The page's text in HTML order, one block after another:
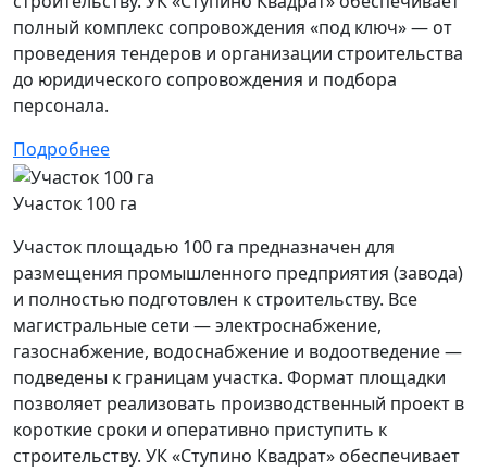
полный комплекс сопровождения «под ключ» — от
проведения тендеров и организации строительства
до юридического сопровождения и подбора
персонала.
Подробнее
Участок 100 га
Участок площадью 100 га предназначен для
размещения промышленного предприятия (завода)
и полностью подготовлен к строительству. Все
магистральные сети — электроснабжение,
газоснабжение, водоснабжение и водоотведение —
подведены к границам участка. Формат площадки
позволяет реализовать производственный проект в
короткие сроки и оперативно приступить к
строительству. УК «Ступино Квадрат» обеспечивает